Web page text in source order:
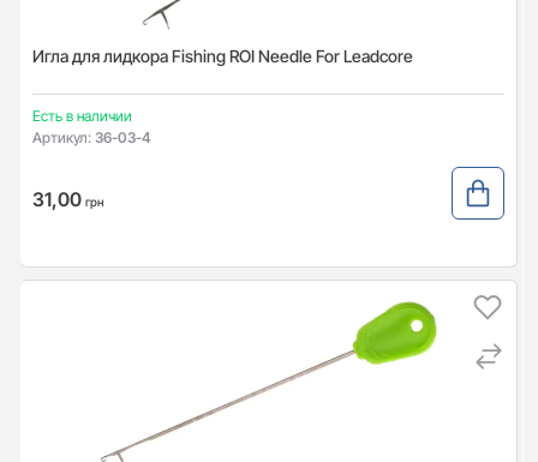
Игла для лидкора Fishing ROI Needle For Leadcore
Есть в наличии
Артикул: 36-03-4
31,00 грн